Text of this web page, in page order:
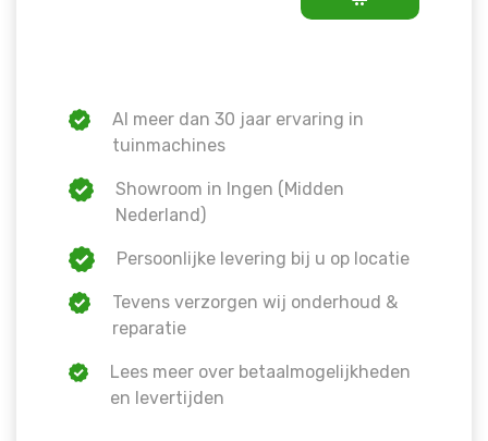
Al meer dan 30 jaar ervaring in
tuinmachines
Showroom in Ingen (Midden
Nederland)
Persoonlijke levering bij u op locatie
Tevens verzorgen wij onderhoud &
reparatie
Lees meer over betaalmogelijkheden
en levertijden